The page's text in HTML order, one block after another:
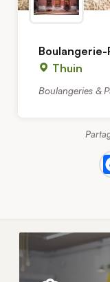
Thuin
Boulangeries &